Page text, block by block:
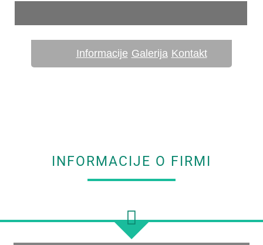
Informacije Galerija Kontakt
INFORMACIJE O FIRMI